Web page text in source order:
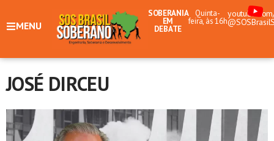
MENU
SOBERANIA
EM
DEBATE
Quinta-
feira, às 16h
JOSÉ DIRCEU